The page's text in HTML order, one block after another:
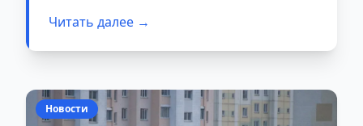
Читать далее →
Новости